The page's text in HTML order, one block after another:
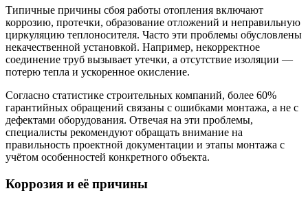
Типичные причины сбоя работы отопления включают
коррозию, протечки, образование отложений и неправильную
циркуляцию теплоносителя. Часто эти проблемы обусловлены
некачественной установкой. Например, некорректное
соединение труб вызывает утечки, а отсутствие изоляции —
потерю тепла и ускоренное окисление.
Согласно статистике строительных компаний, более 60%
гарантийных обращений связаны с ошибками монтажа, а не с
дефектами оборудования. Отвечая на эти проблемы,
специалисты рекомендуют обращать внимание на
правильность проектной документации и этапы монтажа с
учётом особенностей конкретного объекта.
Коррозия и её причины